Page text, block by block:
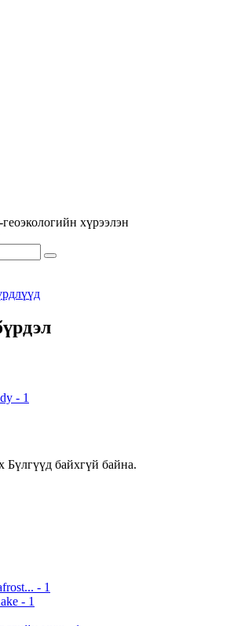
хүрээлэн
- 1
Бүлгүүд байхгүй байна.
- 1
- 1